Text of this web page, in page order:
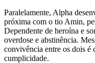
Paralelamente, Alpha
próxima com o tio Amin,
Dependente de heroína e
overdose e abstinência.
convivência entre os dois é
cumplicidade.